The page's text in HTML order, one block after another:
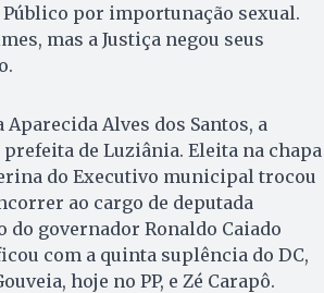
por importunação sexual.
mas a Justiça negou seus
Alves dos Santos, a
de Luziânia. Eleita na chapa
do Executivo municipal trocou
ao cargo de deputada
do governador Ronaldo Caiado
com a quinta suplência do DC,
hoje no PP, e Zé Carapô.